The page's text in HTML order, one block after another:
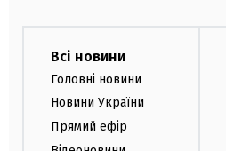
Всі новини
Головні новини
Новини України
Прямий ефір